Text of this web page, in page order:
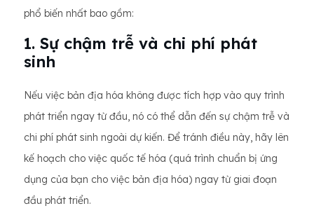
phổ biến nhất bao gồm:
1. Sự chậm trễ và chi phí phát
sinh
Nếu việc bản địa hóa không được tích hợp vào quy trình
phát triển ngay từ đầu, nó có thể dẫn đến sự chậm trễ và
chi phí phát sinh ngoài dự kiến. Để tránh điều này, hãy lên
kế hoạch cho việc quốc tế hóa (quá trình chuẩn bị ứng
dụng của bạn cho việc bản địa hóa) ngay từ giai đoạn
đầu phát triển.